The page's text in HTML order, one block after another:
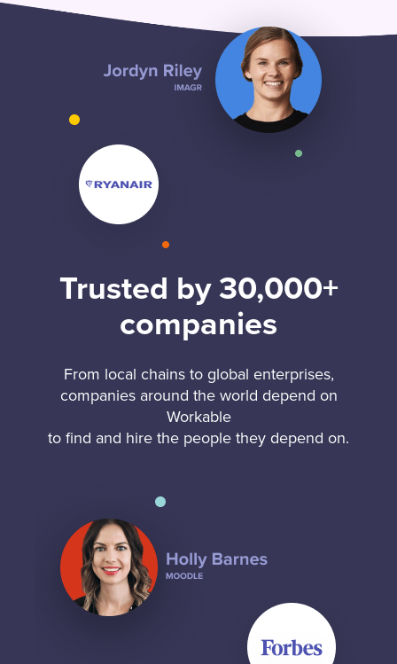
Trusted by 30,000+
companies
From local chains to global enterprises,
companies around the world depend on
Workable
to find and hire the people they depend on.